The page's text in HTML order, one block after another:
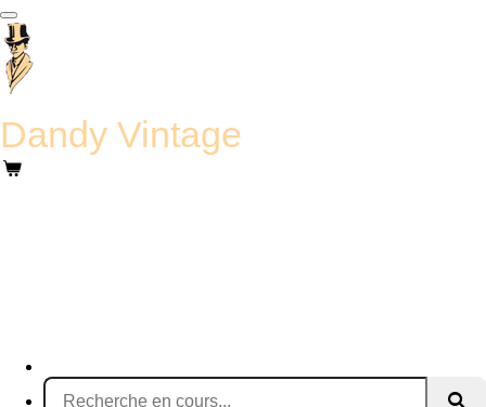
Passer
au
contenu
principal
Dandy Vintage